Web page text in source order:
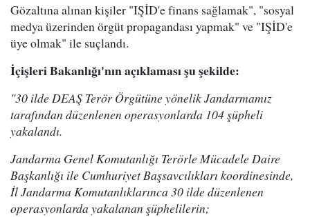
Gözaltına alınan kişiler "IŞİD'e finans sağlamak", "sosyal
medya üzerinden örgüt propagandası yapmak" ve "IŞİD'e
üye olmak" ile suçlandı.
İçişleri Bakanlığı'nın açıklaması şu şekilde:
"30 ilde DEAŞ Terör Örgütüne yönelik Jandarmamız
tarafından düzenlenen operasyonlarda 104 şüpheli
yakalandı.
Jandarma Genel Komutanlığı Terörle Mücadele Daire
Başkanlığı ile Cumhuriyet Başsavcılıkları koordinesinde,
İl Jandarma Komutanlıklarınca 30 ilde düzenlenen
operasyonlarda yakalanan şüphelilerin;